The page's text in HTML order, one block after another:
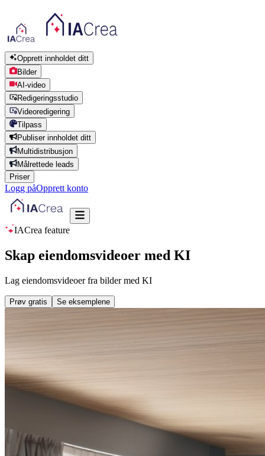
Opprett innholdet ditt
Bilder
AI-video
Redigeringsstudio
Videoredigering
Tilpass
Publiser innholdet ditt
Multidistribusjon
Målrettede leads
Priser
Logg påOpprett konto
IACrea feature
Skap eiendomsvideoer med KI
Lag eiendomsvideoer fra bilder med KI
Prøv gratis Se eksemplene